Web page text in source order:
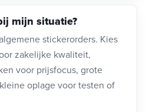
mijn situatie?
stickerorders. Kies
zakelijke kwaliteit,
voor prijsfocus, grote
oplage voor testen of